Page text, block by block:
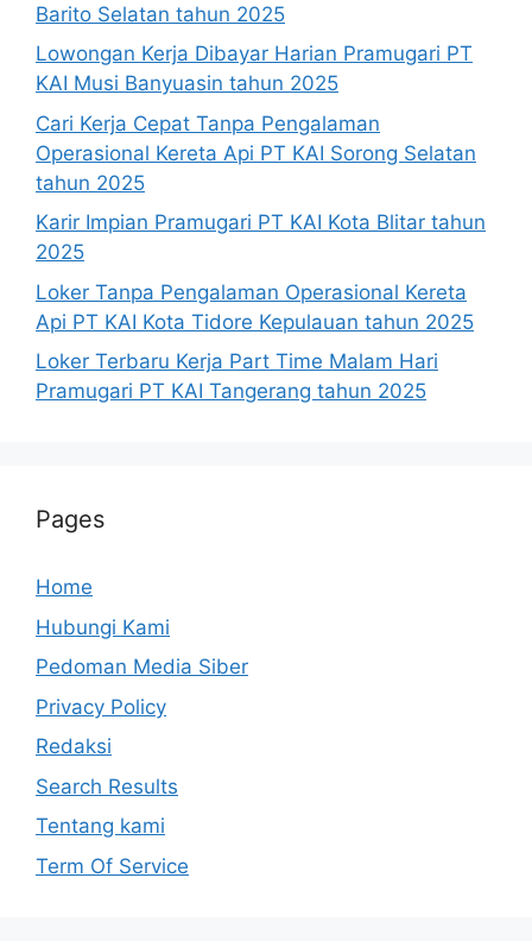
Barito Selatan tahun 2025
Lowongan Kerja Dibayar Harian Pramugari PT
KAI Musi Banyuasin tahun 2025
Cari Kerja Cepat Tanpa Pengalaman
Operasional Kereta Api PT KAI Sorong Selatan
tahun 2025
Karir Impian Pramugari PT KAI Kota Blitar tahun
2025
Loker Tanpa Pengalaman Operasional Kereta
Api PT KAI Kota Tidore Kepulauan tahun 2025
Loker Terbaru Kerja Part Time Malam Hari
Pramugari PT KAI Tangerang tahun 2025
Pages
Home
Hubungi Kami
Pedoman Media Siber
Privacy Policy
Redaksi
Search Results
Tentang kami
Term Of Service